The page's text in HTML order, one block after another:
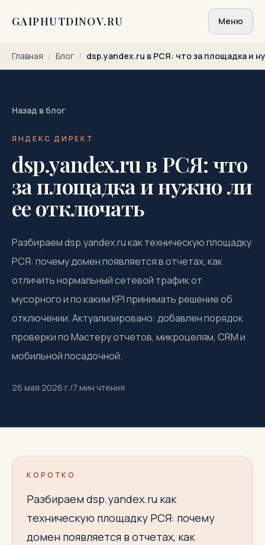
GAIPHUTDINOV.RU Меню
Главная / Блог / dsp.yandex.ru в РСЯ: что за площадка и
Назад в блог
ЯНДЕКС ДИРЕКТ
dsp.yandex.ru в РСЯ: что
за площадка и нужно ли
ее отключать
Разбираем dsp.yandex.ru как техническую площадку
РСЯ: почему домен появляется в отчетах, как
отличить нормальный сетевой трафик от
мусорного и по каким KPI принимать решение об
отключении. Актуализировано: добавлен порядок
проверки по Мастеру отчетов, микроцелям, CRM и
мобильной посадочной.
26 мая 2026 г./7 мин чтения
КОРОТКО
Разбираем dsp.yandex.ru как
техническую площадку РСЯ: почему
домен появляется в отчетах, как